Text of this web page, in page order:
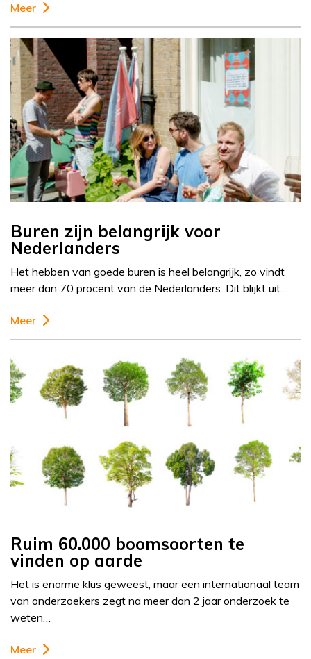
Meer
Buren zijn belangrijk voor
Nederlanders
Het hebben van goede buren is heel belangrijk, zo vindt
meer dan 70 procent van de Nederlanders. Dit blijkt uit…
Meer
Ruim 60.000 boomsoorten te
vinden op aarde
Het is enorme klus geweest, maar een internationaal team
van onderzoekers zegt na meer dan 2 jaar onderzoek te
weten…
Meer